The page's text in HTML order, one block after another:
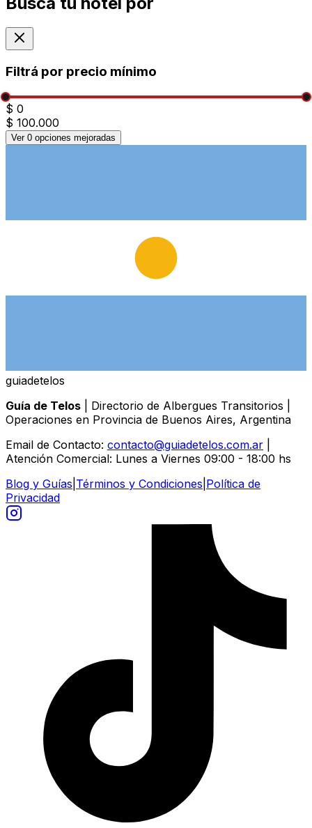
Filtrá por precio mínimo
$ 0
$ 100.000
Ver 0 opciones mejoradas
guiadetelos
Guía de Telos | Directorio de Albergues Transitorios |
Operaciones en Provincia de Buenos Aires, Argentina
Email de Contacto: contacto@guiadetelos.com.ar
Atención Comercial: Lunes a Viernes 09:00 - 18:00 hs
Blog y Guías Términos y Condiciones Política de
Privacidad